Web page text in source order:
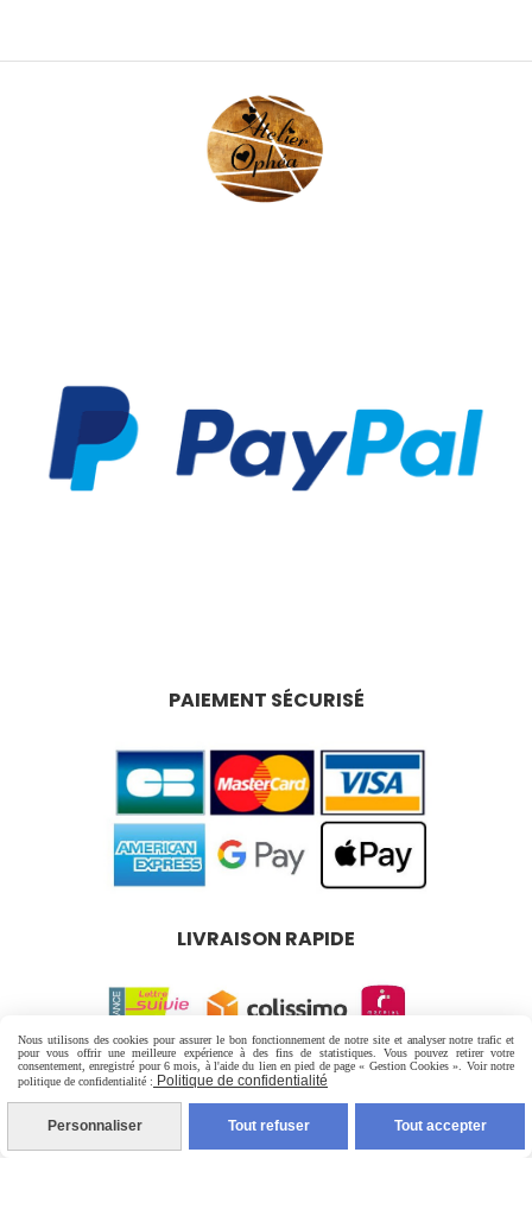
PAIEMENT SÉCURISÉ
LIVRAISON RAPIDE
Mentions Légales
Conditions générales de vente
Politique de confidentialité
Gestion cookies
Nous utilisons des cookies pour assurer le bon fonctionnement de notre site et analyser notre trafic et
pour vous offrir une meilleure expérience à des fins de statistiques. Vous pouvez retirer votre
consentement, enregistré pour 6 mois, à l'aide du lien en pied de page « Gestion Cookies ». Voir notre
politique de confidentialité : Politique de confidentialité
Personnaliser Tout refuser Tout accepter